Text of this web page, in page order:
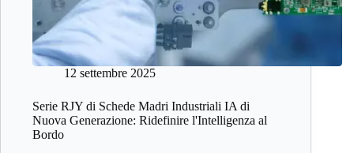
12 settembre 2025
Serie RJY di Schede Madri Industriali IA di
Nuova Generazione: Ridefinire l'Intelligenza al
Bordo